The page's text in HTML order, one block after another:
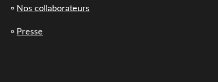
▫️ Nos collaborateurs
▫️ Presse